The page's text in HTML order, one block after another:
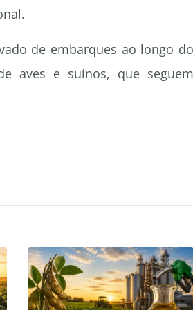
de embarques ao longo do
aves e suínos, que seguem